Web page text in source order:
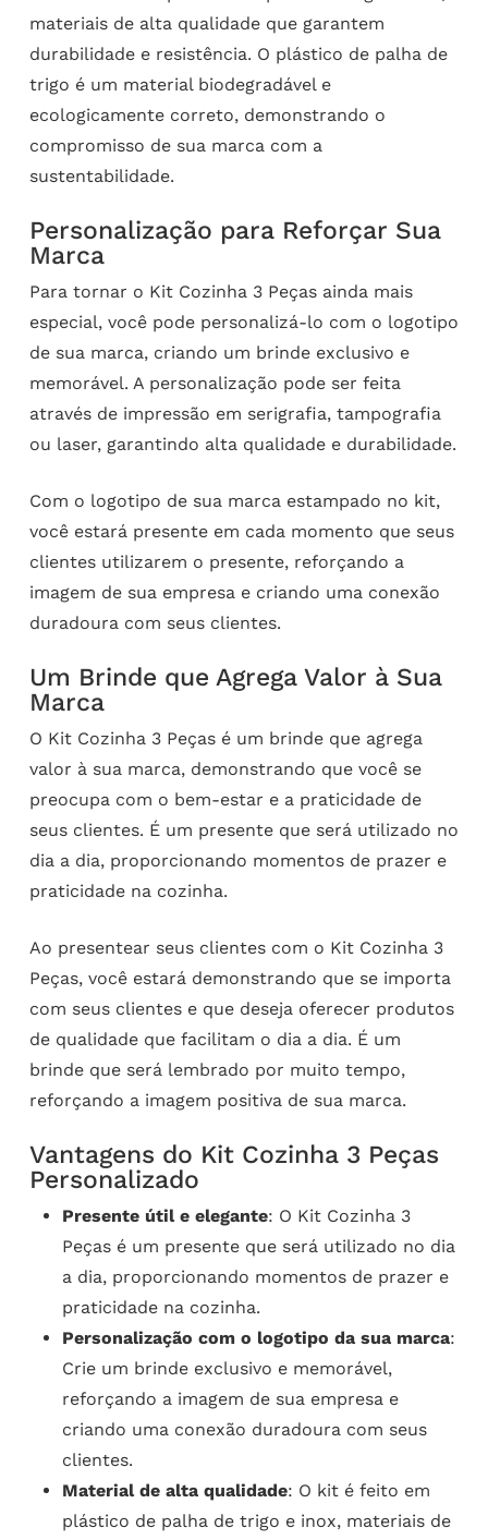
materiais de alta qualidade que garantem
durabilidade e resistência. O plástico de palha de
trigo é um material biodegradável e
ecologicamente correto, demonstrando o
compromisso de sua marca com a
sustentabilidade.
Personalização para Reforçar Sua
Marca
Para tornar o Kit Cozinha 3 Peças ainda mais
especial, você pode personalizá-lo com o logotipo
de sua marca, criando um brinde exclusivo e
memorável. A personalização pode ser feita
através de impressão em serigrafia, tampografia
ou laser, garantindo alta qualidade e durabilidade.
Com o logotipo de sua marca estampado no kit,
você estará presente em cada momento que seus
clientes utilizarem o presente, reforçando a
imagem de sua empresa e criando uma conexão
duradoura com seus clientes.
Um Brinde que Agrega Valor à Sua
Marca
O Kit Cozinha 3 Peças é um brinde que agrega
valor à sua marca, demonstrando que você se
preocupa com o bem-estar e a praticidade de
seus clientes. É um presente que será utilizado no
dia a dia, proporcionando momentos de prazer e
praticidade na cozinha.
Ao presentear seus clientes com o Kit Cozinha 3
Peças, você estará demonstrando que se importa
com seus clientes e que deseja oferecer produtos
de qualidade que facilitam o dia a dia. É um
brinde que será lembrado por muito tempo,
reforçando a imagem positiva de sua marca.
Vantagens do Kit Cozinha 3 Peças
Personalizado
Presente útil e elegante: O Kit Cozinha 3
Peças é um presente que será utilizado no dia
a dia, proporcionando momentos de prazer e
praticidade na cozinha.
Personalização com o logotipo da sua marca:
Crie um brinde exclusivo e memorável,
reforçando a imagem de sua empresa e
criando uma conexão duradoura com seus
clientes.
Material de alta qualidade: O kit é feito em
plástico de palha de trigo e inox, materiais de